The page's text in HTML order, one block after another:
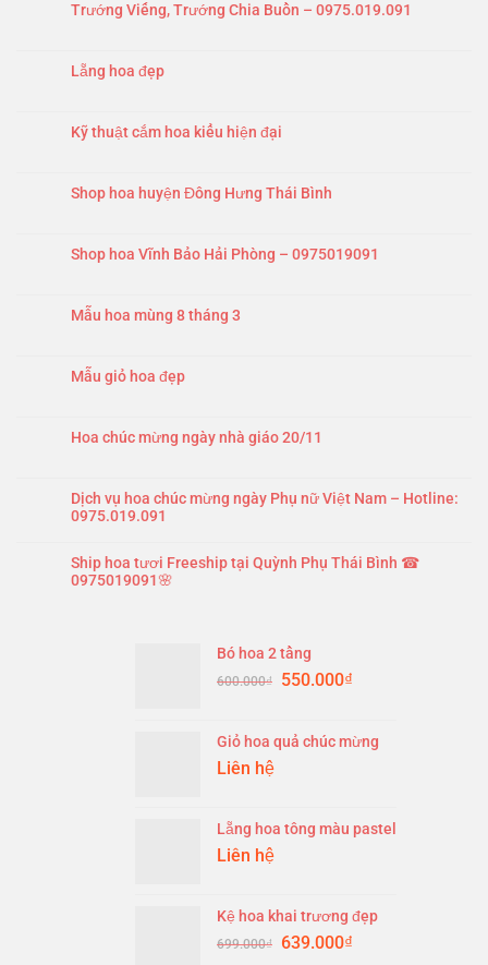
Trướng Viếng, Trướng Chia Buồn – 0975.019.091
Lẵng hoa đẹp
Kỹ thuật cắm hoa kiểu hiện đại
Shop hoa huyện Đông Hưng Thái Bình
Shop hoa Vĩnh Bảo Hải Phòng – 0975019091
Mẫu hoa mùng 8 tháng 3
Mẫu giỏ hoa đẹp
Hoa chúc mừng ngày nhà giáo 20/11
Dịch vụ hoa chúc mừng ngày Phụ nữ Việt Nam – Hotline:
0975.019.091
Ship hoa tươi Freeship tại Quỳnh Phụ Thái Bình ☎
0975019091🌸
Bó hoa 2 tầng
600.000₫
Original
600.000₫.
550.000₫Current
550.000₫.
Giỏ hoa quả chúc mừng
Liên hệ
Lẵng hoa tông màu pastel
Liên hệ
Kệ hoa khai trương đẹp
699.000₫
Original
639.000₫Current